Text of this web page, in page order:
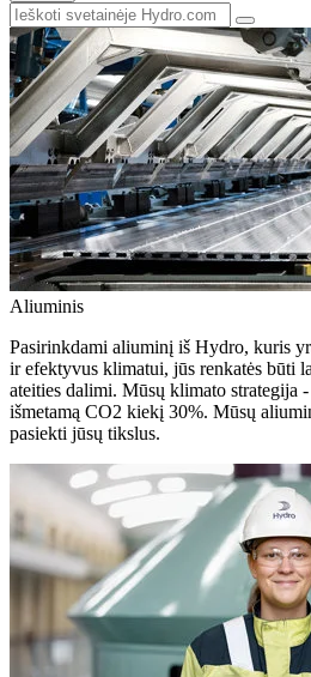
Aliuminis
Pasirinkdami aliuminį iš Hydro, kuris
ir efektyvus klimatui, jūs renkatės būti
ateities dalimi. Mūsų klimato strategija
išmetamą CO2 kiekį 30%. Mūsų
pasiekti jūsų tikslus.